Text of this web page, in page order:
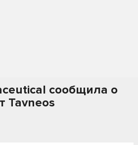
сообщила о
Tavneos